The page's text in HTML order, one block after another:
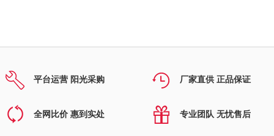
平台运营 阳光采购 厂家直供 正品保证
全网比价 惠到实处 专业团队 无忧售后